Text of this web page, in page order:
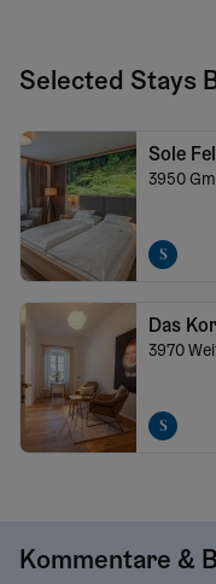
Selected Stays
Sole
3950
Das
3970
Kommentare &